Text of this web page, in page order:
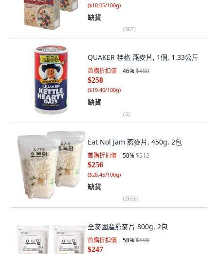
($10.05/100g)
缺貨
(367)
QUAKER 桂格 燕麥片, 1個, 1.33公斤
首購折扣價 46%$480
$258
($19.40/100g)
缺貨
(3)
Eat Nol Jam 燕麥片, 450g, 2包
首購折扣價 50%$512
$256
($28.45/100g)
缺貨
(2656)
全麥國產燕麥片 800g, 2包
首購折扣價 58%$598
$247